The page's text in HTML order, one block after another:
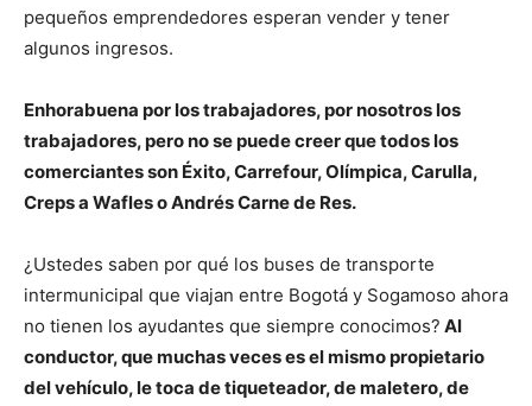
pequeños emprendedores esperan vender y tener
algunos ingresos.
Enhorabuena por los trabajadores, por nosotros los
trabajadores, pero no se puede creer que todos los
comerciantes son Éxito, Carrefour, Olímpica, Carulla,
Creps a Wafles o Andrés Carne de Res.
¿Ustedes saben por qué los buses de transporte
intermunicipal que viajan entre Bogotá y Sogamoso ahora
no tienen los ayudantes que siempre conocimos? Al
conductor, que muchas veces es el mismo propietario
del vehículo, le toca de tiqueteador, de maletero, de